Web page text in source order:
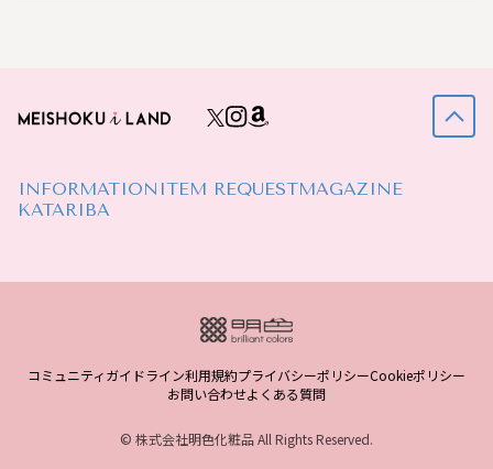
INFORMATION ITEM REQUESTMAGAZINE
KATARIBA
コミュニティガイドライン利用規約プライバシーポリシーCookieポリシー
お問い合わせよくある質問
© 株式会社明色化粧品 All Rights Reserved.